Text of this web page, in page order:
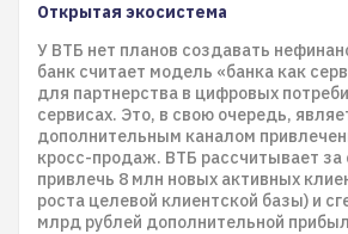
Открытая экосистема
У ВТБ нет планов создавать
банк считает модель «банка как
для партнерства в цифровых
сервисах. Это, в свою очередь,
дополнительным каналом
кросс-продаж. ВТБ рассчитывает за
привлечь 8 млн новых активных
роста целевой клиентской базы) и
млрд рублей дополнительной